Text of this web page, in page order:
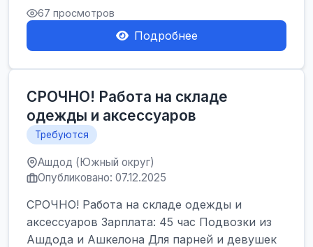
67 просмотров
Подробнее
СРОЧНО! Работа на складе
одежды и аксессуаров
Требуются
Ашдод (Южный округ)
Опубликовано: 07.12.2025
СРОЧНО! Работа на складе одежды и
аксессуаров Зарплата: 45 час Подвозки из
Ашдода и Ашкелона Для парней и девушек